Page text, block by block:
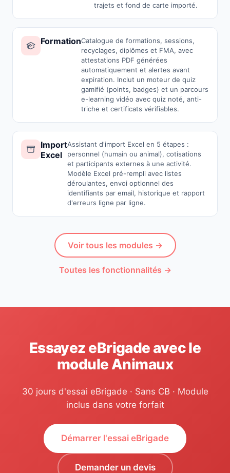
trajets et fond de carte importé.
FormationCatalogue de formations, sessions,
recyclages, diplômes et FMA, avec
attestations PDF générées
automatiquement et alertes avant
expiration. Inclut un moteur de quiz
gamifié (points, badges) et un parcours
e-learning vidéo avec quiz noté, anti-
triche et certificats vérifiables.
Import
Excel
Assistant d'import Excel en 5 étapes :
personnel (humain ou animal), cotisations
et participants externes à une activité.
Modèle Excel pré-rempli avec listes
déroulantes, envoi optionnel des
identifiants par email, historique et rapport
d'erreurs ligne par ligne.
Voir tous les modules →
Toutes les fonctionnalités →
Essayez eBrigade avec le
module Animaux
30 jours d'essai eBrigade · Sans CB · Module
inclus dans votre forfait
Démarrer l'essai eBrigade
Demander un devis